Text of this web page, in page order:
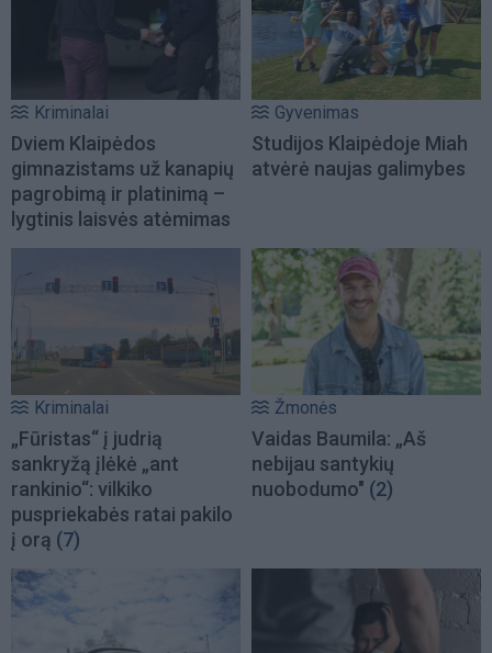
Kriminalai
Dviem Klaipėdos
gimnazistams už kanapių
pagrobimą ir platinimą –
lygtinis laisvės atėmimas
Gyvenimas
Studijos Klaipėdoje Miah
atvėrė naujas galimybes
Kriminalai
„Fūristas“ į judrią
sankryžą įlėkė „ant
rankinio“: vilkiko
puspriekabės ratai pakilo
į orą (7)
Žmonės
Vaidas Baumila: „Aš
nebijau santykių
nuobodumo" (2)